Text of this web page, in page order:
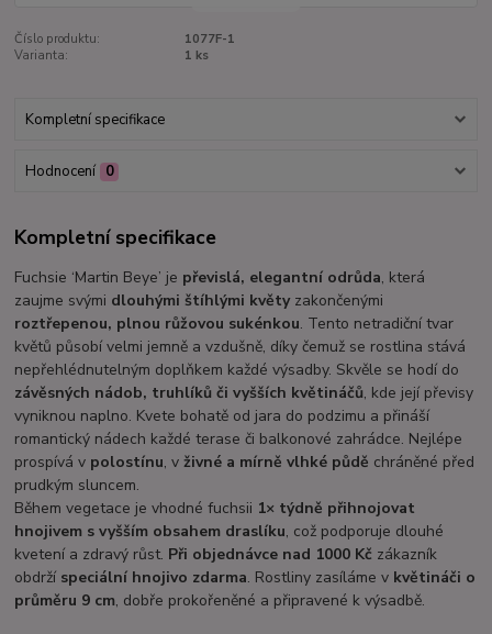
Číslo produktu:
1077F-1
Varianta:
1 ks
Kompletní specifikace
Hodnocení 0
Kompletní specifikace
Fuchsie ‘Martin Beye’ je převislá, elegantní odrůda, která
zaujme svými dlouhými štíhlými květyzakončenými
roztřepenou, plnou růžovou sukénkou. Tento netradiční tvar
květů působí velmi jemně a vzdušně, díky čemuž se rostlina stává
nepřehlédnutelným doplňkem každé výsadby. Skvěle se hodí do
závěsných nádob, truhlíků či vyšších květináčů, kde její převisy
vyniknou naplno. Kvete bohatě od jara do podzimu a přináší
romantický nádech každé terase či balkonové zahrádce. Nejlépe
prospívá v polostínu, vživné a mírně vlhké půdě chráněné před
prudkým sluncem.
Během vegetace je vhodné fuchsii 1× týdně přihnojovat
hnojivem s vyšším obsahem draslíku, což podporuje dlouhé
kvetení a zdravý růst. Při objednávce nad 1000 Kč zákazník
obdrží speciální hnojivo zdarma. Rostliny zasíláme v květináči o
průměru 9 cm, dobře prokořeněné a připravené k výsadbě.